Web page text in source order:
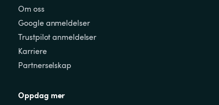
Om oss
Google anmeldelser
Trustpilot anmeldelser
Karriere
Partnerselskap
Oppdag mer